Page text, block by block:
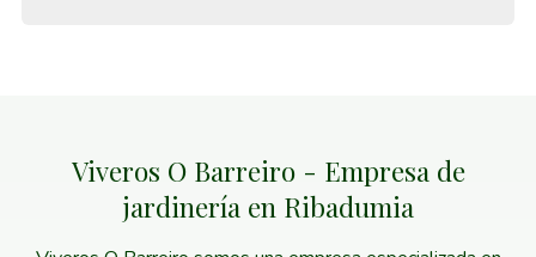
Viveros O Barreiro - Empresa de
jardinería en Ribadumia